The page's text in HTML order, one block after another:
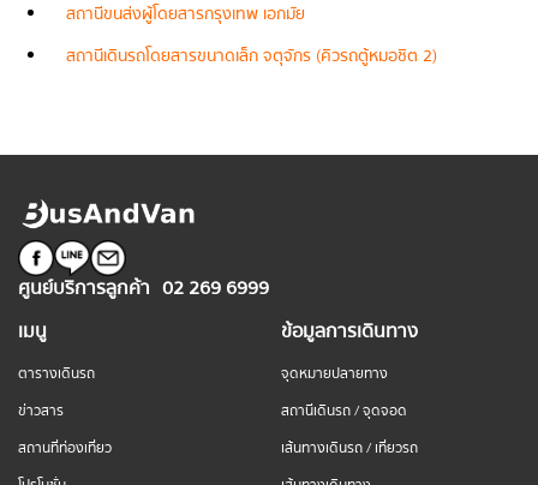
สถานีขนส่งผู้โดยสารกรุงเทพ เอกมัย
สถานีเดินรถโดยสารขนาดเล็ก จตุจักร (คิวรถตู้หมอชิต 2)
ศูนย์บริการลูกค้า 02 269 6999
เมนู
ตารางเดินรถ
ข่าวสาร
สถานที่ท่องเที่ยว
ข้อมูลการเดินทาง
จุดหมายปลายทาง
สถานีเดินรถ / จุดจอด
เส้นทางเดินรถ / เที่ยวรถ